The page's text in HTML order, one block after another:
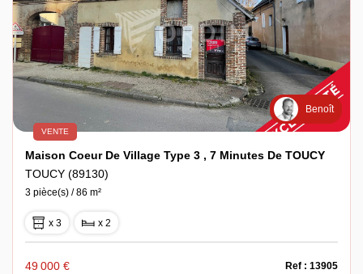
Benoît
VENTE
Maison Coeur De Village Type 3 , 7 Minutes De TOUCY
TOUCY (89130)
3 pièce(s) / 86 m²
x 3 x 2
49 000 € Ref : 13905